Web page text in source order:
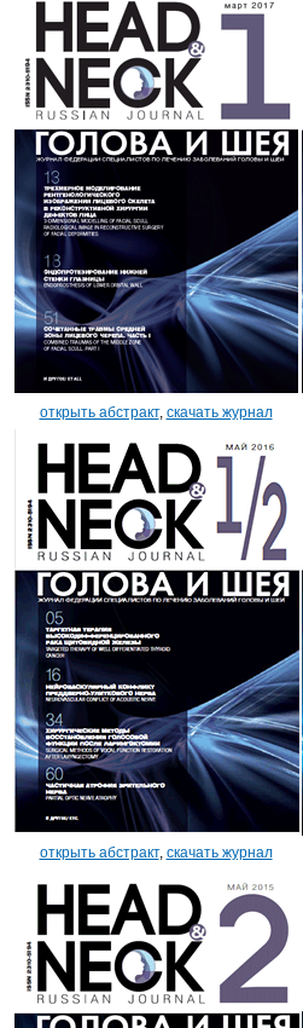
открыть абстракт, скачать журнал
открыть абстракт, скачать журнал